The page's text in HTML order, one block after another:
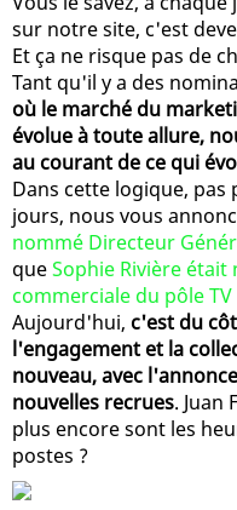
sur notre site, c'est
Et ça ne risque pas de
Tant qu'il y a des
où le marché du
évolue à toute allure,
au courant de ce qui
Dans cette logique,
jours, nous vous
nommé Directeur
queSophie Rivière
commerciale du pôle
Aujourd'hui, c'est du
l'engagement et la
nouveau, avec
nouvelles recrues. Juan
plus encore sont les
postes ?